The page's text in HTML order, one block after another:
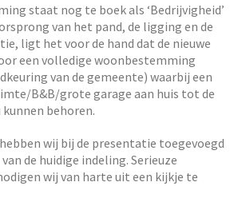
staat nog te boek als ‘Bedrijvigheid’
van het pand, de ligging en de
ligt het voor de hand dat de nieuwe
een volledige woonbestemming
van de gemeente) waarbij een
B&B/grote garage aan huis tot de
behoren.
wij bij de presentatie toegevoegd
de huidige indeling. Serieuze
wij van harte uit een kijkje te